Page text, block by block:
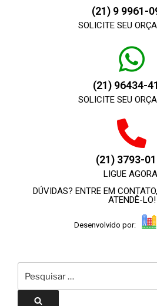
(21) 9 9961-
SOLICITE SEU
(21) 96434-
SOLICITE SEU
(21) 3793-
LIGUE
DÚVIDAS? ENTRE EM
ATENDÊ-LO!
Desenvolvido por: